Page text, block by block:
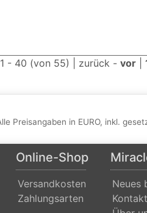
- 40 (von 55) | zurück - vor
Preisangaben in EURO, inkl.
Online-Shop
Versandkosten
Zahlungsarten
Neues
Kontakt